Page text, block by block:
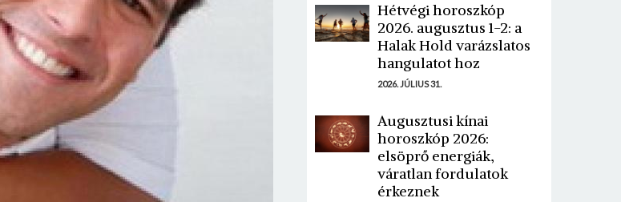
Hétvégi horoszkóp
2026. augusztus 1-2: a
Halak Hold varázslatos
hangulatot hoz
2026. JÚLIUS 31.
Augusztusi kínai
horoszkóp 2026:
elsöprő energiák,
váratlan fordulatok
érkeznek